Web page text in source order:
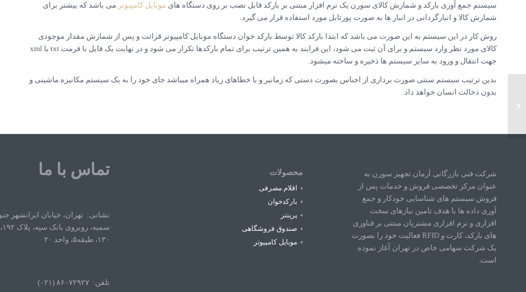
سیستم جمع آوری بارکد و شمارش کالای سورن یک نرم افزار مبتنی بر بارکد قابل نصب بر روی دستگاه های موبایل کامپیوتر می باشد که بیشتر برای
شمارش کالا و انبارگردانی در انبار ها به صورت پورتابل مورد استفاده قرار می گیرد.
روش کار در این سیستم به این صورت می باشد که ابتدا بارکد کالا توسط بارکد خوان دستگاه موبایل کامپیوتر قرائت و پس از شمارش مقدار موجودی
جهت انتقال و ورود به سایر سیستم ها ذخیره و ساخته میشود.
بدین ترتیب سیستم سنتی صورت برداری از اجناس بصورت دستی که زمانبر و با خطاهای زیاد همراه میباشد جای خود را به یک سیستم مکانیزه ماشینی و
بدون دخالت انسان خواهد داد.
شرکت فنی بازرگانی آرمان تجهیز سورن به
عنوان مرکز تخصصی فروش و خدمات پس از
فروش سیستم های شناسایی خودکار و جمع
آوری داده ها با هدف تامین نیازهای سخت
افزاری و نرم افزاری مشتریان مبتنی بر فناوری
های بارکد، کارت و RFID فعالیت خود را بصورت
یک شرکت سهامی خاص در تهران آغاز نموده
است.
محصولات
اقلام مصرفی
بارکدخوان
پرینتر
صندوق فروشگاهی
موبایل کامپیوتر
تماس با ما
نشانی: تهران، خیابان ایرانشهر
۱۳۰، طبقه۵، واحد ۲۰
تلفن: ۸۶۰۷۲۹۲۷ (۰۲۱)